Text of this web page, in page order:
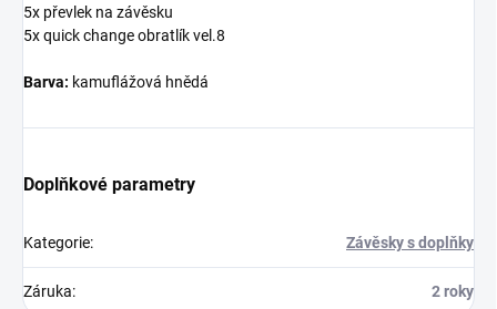
5x převlek na závěsku
5x quick change obratlík vel.8
Barva: kamuflážová hnědá
Doplňkové parametry
Kategorie: Závěsky s doplňky
Záruka: 2 roky